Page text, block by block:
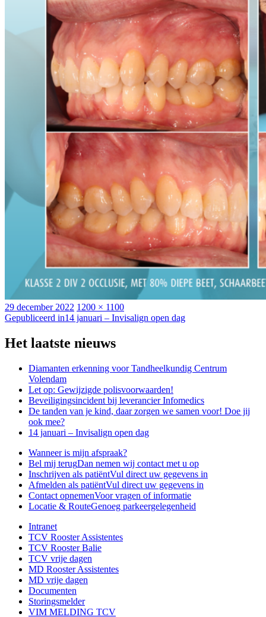
Geplaatst
op
29 december 2022 Volledige
grootte
1200 × 1100
Bericht
navigatie
Gepubliceerd in14 januari – Invisalign open dag
Het laatste nieuws
Diamanten erkenning voor Tandheelkundig Centrum
Volendam
Let op: Gewijzigde polisvoorwaarden!
Beveiligingsincident bij leverancier Infomedics
De tanden van je kind, daar zorgen we samen voor! Doe jij
ook mee?
14 januari – Invisalign open dag
Wanneer is mijn afspraak?
Bel mij terugDan nemen wij contact met u op
Inschrijven als patiëntVul direct uw gegevens in
Afmelden als patiëntVul direct uw gegevens in
Contact opnemenVoor vragen of informatie
Locatie & RouteGenoeg parkeergelegenheid
Intranet
TCV Rooster Assistentes
TCV Rooster Balie
TCV vrije dagen
MD Rooster Assistentes
MD vrije dagen
Documenten
Storingsmelder
VIM MELDING TCV